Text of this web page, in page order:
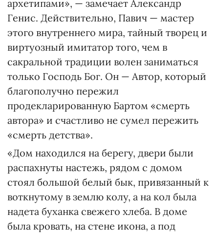
архетипами», — замечает Александр
Генис. Действительно, Павич — мастер
этого внутреннего мира, тайный творец и
виртуозный имитатор того, чем в
сакральной традиции волен заниматься
только Господь Бог. Он — Автор, который
благополучно пережил
продекларированную Бартом «смерть
автора» и счастливо не сумел пережить
«смерть детства».
«Дом находился на берегу, двери были
распахнуты настежь, рядом с домом
стоял большой белый бык, привязанный к
воткнутому в землю колу, а на кол была
надета буханка свежего хлеба. В доме
была кровать, на стене икона, а под